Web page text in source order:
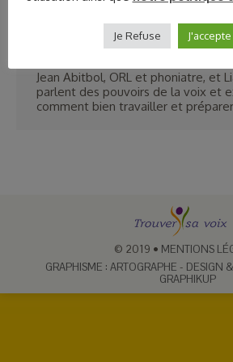
Trouver sa voix ParAnne Leblanc
Jean Abitbol, ORL et phoniatre, et
parlent des pouvoirs de la voix et
comment bien travailler et
© 2019 • MENTIONS
GRAPHISME : ARTOGRAPHE - DESIGN
GRAPHIKUP
Je Refuse